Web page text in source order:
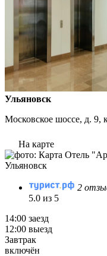
Ульяновск
Московское шоссе, д. 9,
На карте
2
5.0 из 5
14:00 заезд
12:00 выезд
Завтрак
включён